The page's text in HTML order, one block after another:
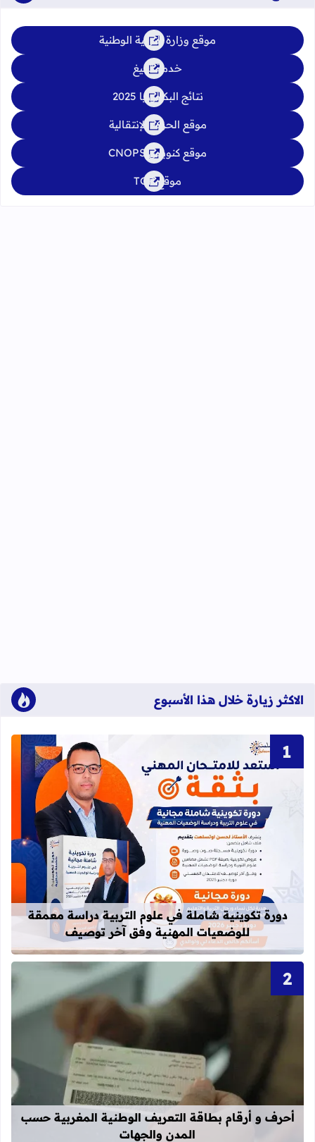
موقع وزارة التربية الوطنية
خدمة تبليغ
نتائج البكالوريا 2025
موقع الحركة الإنتقالية
موقع كنوبس CNOPS
موقع TGR
الاكثر زيارة خلال هذا الأسبوع
قراءة المزيد عن دورة تكوينية
دورة تكوينية شاملة في علوم التربية دراسة معمقة
للوضعيات المهنية وفق آخر توصيف
قراءة المزيد عن أحرف و أرقام
أحرف و أرقام بطاقة التعريف الوطنية المغربية حسب
المدن والجهات